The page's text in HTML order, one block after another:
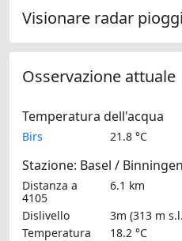
Visionare radar
Osservazione attuale
Temperatura dell'acqua
Birs 21.8 °C
Stazione: Basel /
Distanza a
4105
6.1 km
Dislivello
3m (313 m
Temperatura
18.2 °C